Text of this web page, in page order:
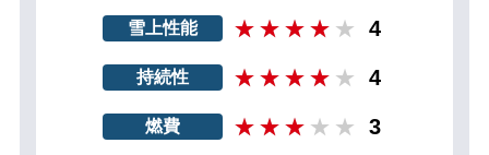
雪上性能 4
持続性 4
燃費 3